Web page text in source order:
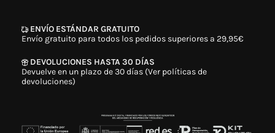
ENVÍO ESTÁNDAR GRATUITO
Envío gratuito para todos los pedidos superiores a 29,95€
DEVOLUCIONES HASTA 30 DÍAS
Devuelve en un plazo de 30 días (Ver políticas de
devoluciones)